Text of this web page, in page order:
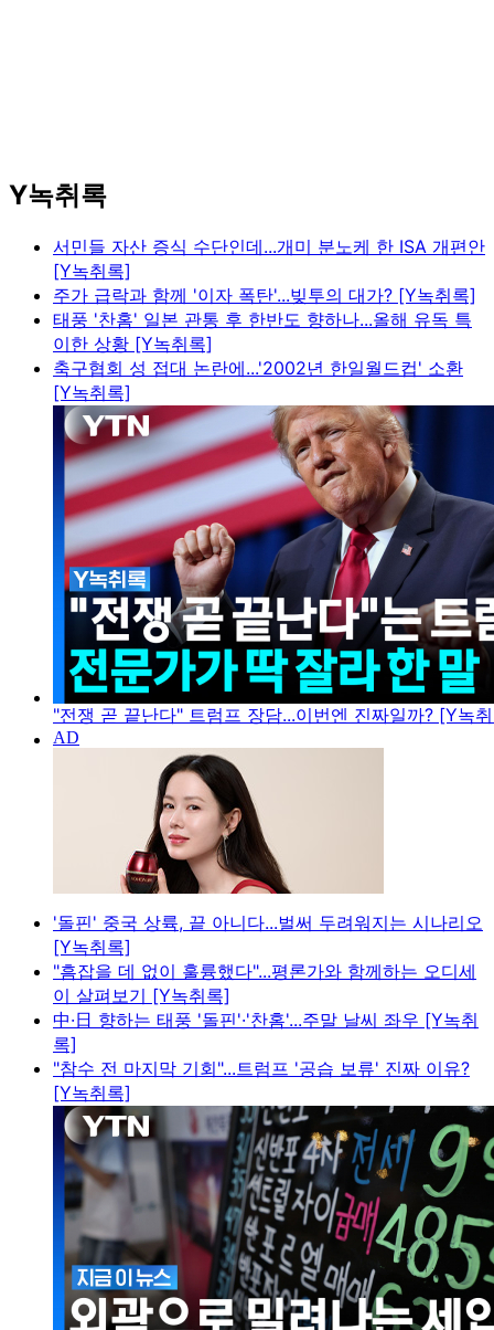
Y녹취록
서민들 자산 증식 수단인데...개미 분노케 한 ISA 개편안
[Y녹취록]
주가 급락과 함께 '이자 폭탄'...빚투의 대가? [Y녹취록]
태풍 '찬홈' 일본 관통 후 한반도 향하나...올해 유독 특
이한 상황 [Y녹취록]
축구협회 성 접대 논란에...'2002년 한일월드컵' 소환
[Y녹취록]
"전쟁 곧 끝난다" 트럼프 장담...이번엔 진짜일까? [Y녹
'돌핀' 중국 상륙, 끝 아니다...벌써 두려워지는 시나리오
[Y녹취록]
"흠잡을 데 없이 훌륭했다"...평론가와 함께하는 오디세
이 살펴보기 [Y녹취록]
中·日 향하는 태풍 '돌핀'·'찬홈'...주말 날씨 좌우 [Y녹취
록]
"참수 전 마지막 기회"...트럼프 '공습 보류' 진짜 이유?
[Y녹취록]